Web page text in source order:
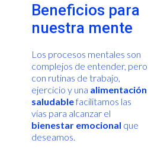
Beneficios para
nuestra mente
Los procesos mentales son
complejos de entender, pero
con rutinas de trabajo,
ejercicio y una alimentación
saludablefacilitamos las
vías para alcanzar el
bienestar emocional que
deseamos.